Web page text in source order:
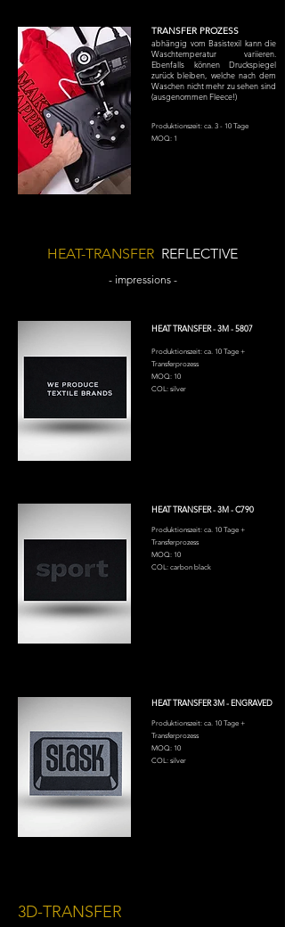
TRANSFER PROZESS
abhängig vom Basistexil kann die
Waschtemperatur variieren.
Ebenfalls können Druckspiegel
zurück bleiben, welche nach dem
Waschen nicht mehr zu sehen sind
(ausgenommen Fleece!)
Produktionszeit: ca. 3 - 10 Tage
MOQ: 1
HEAT-TRANSFER REFLECTIVE
- impressions -
Produktionszeit: ca. 10 Tage +
Transferprozess
MOQ: 10
COL: silver
HEAT TRANSFER - 3M - C790
Produktionszeit: ca. 10 Tage +
Transferprozess
MOQ: 10
COL: carbon black
HEAT TRANSFER 3M - ENGRAVED
Produktionszeit: ca. 10 Tage +
Transferprozess
MOQ: 10
COL: silver
HEAT TRANSFER - 3M - 5807
3D-TRANSFER